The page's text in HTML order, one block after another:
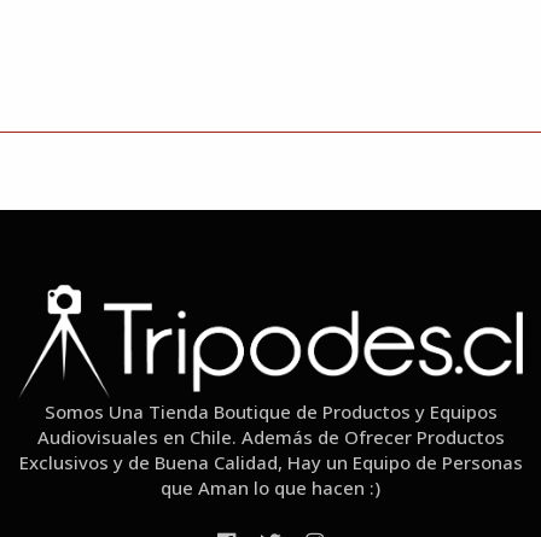
Somos Una Tienda Boutique de Productos y Equipos
Audiovisuales en Chile. Además de Ofrecer Productos
Exclusivos y de Buena Calidad, Hay un Equipo de Personas
que Aman lo que hacen :)